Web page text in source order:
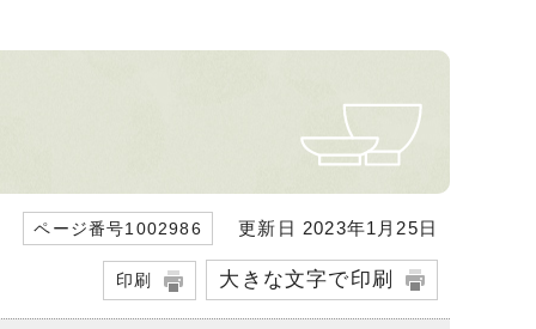
ページ番号1002986 更新日 2023年1月25日
印刷 大きな文字で印刷